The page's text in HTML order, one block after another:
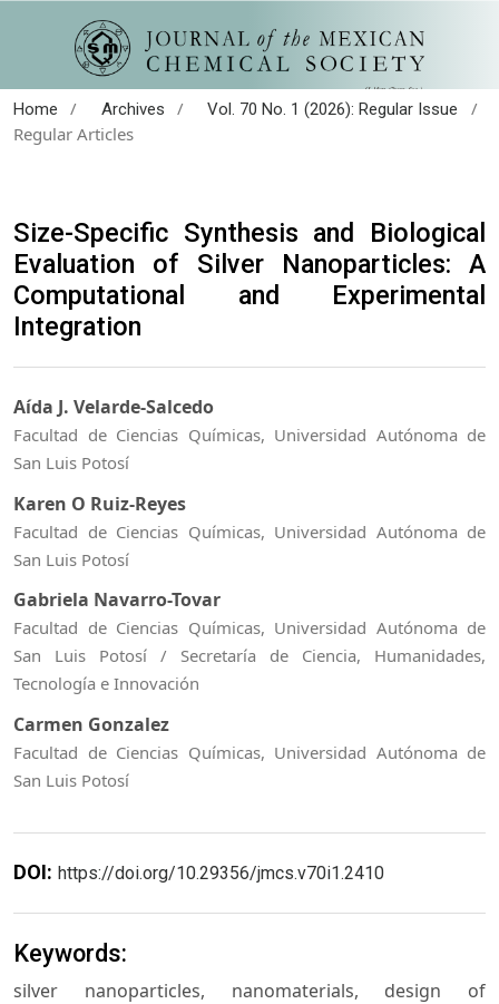
Home / Archives / Vol. 70 No. 1 (2026): Regular Issue
/
Regular Articles
Size-Specific Synthesis and Biological
Evaluation of Silver Nanoparticles: A
Computational and Experimental
Integration
Aída J. Velarde-Salcedo
Facultad de Ciencias Químicas, Universidad Autónoma de
San Luis Potosí
Karen O Ruiz-Reyes
Facultad de Ciencias Químicas, Universidad Autónoma de
San Luis Potosí
Gabriela Navarro-Tovar
Facultad de Ciencias Químicas, Universidad Autónoma de
San Luis Potosí / Secretaría de Ciencia, Humanidades,
Tecnología e Innovación
Carmen Gonzalez
Facultad de Ciencias Químicas, Universidad Autónoma de
San Luis Potosí
DOI: https://doi.org/10.29356/jmcs.v70i1.2410
Keywords:
silver nanoparticles, nanomaterials, design of